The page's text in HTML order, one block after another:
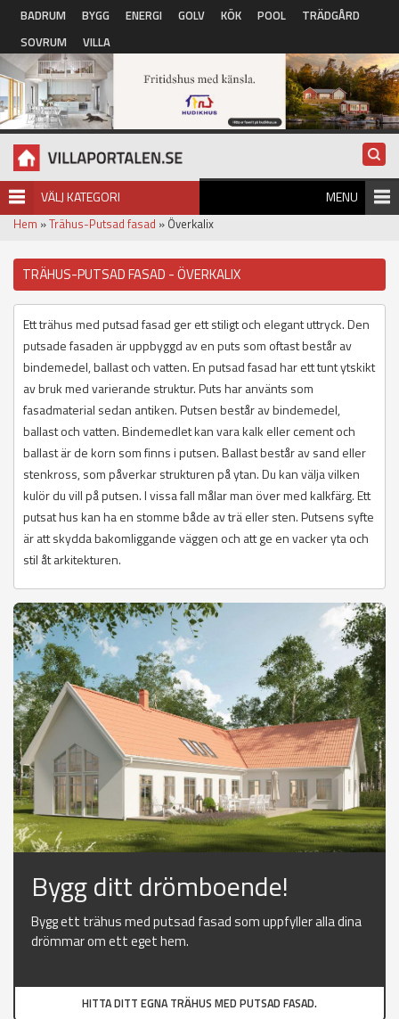
Hoppa till huvudinnehåll
BADRUM BYGG ENERGI GOLV KÖK POOL
TRÄDGÅRD
SOVRUM
VILLA
VÄLJ KATEGORI MENU
Hem »Trähus-Putsad fasad » Överkalix
TRÄHUS-PUTSAD FASAD - ÖVERKALIX
Ett trähus med putsad fasad ger ett stiligt och elegant uttryck. Den
putsade fasaden är uppbyggd av en puts som oftast består av
bindemedel, ballast och vatten. En putsad fasad har ett tunt ytskikt
av bruk med varierande struktur. Puts har använts som
fasadmaterial sedan antiken. Putsen består av bindemedel,
ballast och vatten. Bindemedlet kan vara kalk eller cement och
ballast är de korn som finns i putsen. Ballast består av sand eller
stenkross, som påverkar strukturen på ytan. Du kan välja vilken
kulör du vill på putsen. I vissa fall målar man över med kalkfärg. Ett
putsat hus kan ha en stomme både av trä eller sten. Putsens syfte
är att skydda bakomliggande väggen och att ge en vacker yta och
stil åt arkitekturen.
Bygg ditt drömboende!
Bygg ett trähus med putsad fasad som uppfyller alla dina
drömmar om ett eget hem.
HITTA DITT EGNA TRÄHUS MED PUTSAD FASAD.